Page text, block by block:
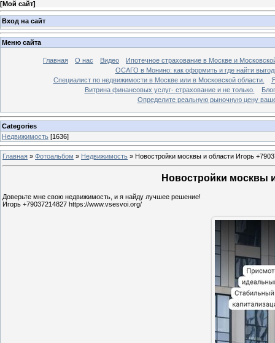
[Мой сайт]
Вход на сайт
Меню сайта
Главная О нас Видео
Ипотечное страхование в Москве и
ОСАГО в Монино: как оформить и где найти
Специалист по недвижимости в Москве или в Московской области.
Витрина финансовых услуг- страхование и не только.
Блог
Определите реальную рыночную цену
Categories
Недвижимость [1636]
Главная » Фотоальбом » Недвижимость » Новостройки москвы и области Игорь
Новостройки москвы
Доверьте мне свою недвижимость, и я найду лучшее решение!
Игорь +79037214827 https://www.vsesvoi.org/